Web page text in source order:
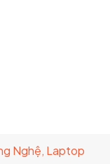
Nghệ, Laptop